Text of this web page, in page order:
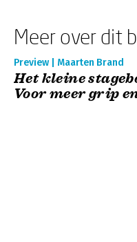
Meer over dit
Preview | Maarten Brand
Het kleine
Voor meer grip